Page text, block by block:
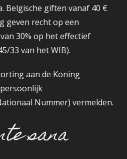
Belgische giften vanaf 40 €
geven recht op een
30% op het effectief
33 van het WIB).
aan de Koning
Nummer) vermelden.
sana